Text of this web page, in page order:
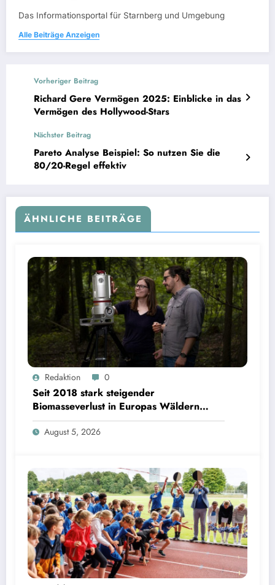
Das Informationsportal für Starnberg und Umgebung
Alle Beiträge Anzeigen
Vorheriger Beitrag
Richard Gere Vermögen 2025: Einblicke in das
Vermögen des Hollywood-Stars
Nächster Beitrag
Pareto Analyse Beispiel: So nutzen Sie die
80/20-Regel effektiv
ÄHNLICHE BEITRÄGE
Seit 2018 stark steigender Biomasseverlust in Europas Wäldern mindert Kohlenstoffsenken
| Bild: Sebastian Kissel / TUM
Redaktion 0
Seit 2018 stark steigender
Biomasseverlust in Europas Wäldern
mindert Kohlenstoffsenken
August 5, 2026
350 Grundschulkinder eröffnen bayerische Schulsportwoche im Olympiapark | Bild: